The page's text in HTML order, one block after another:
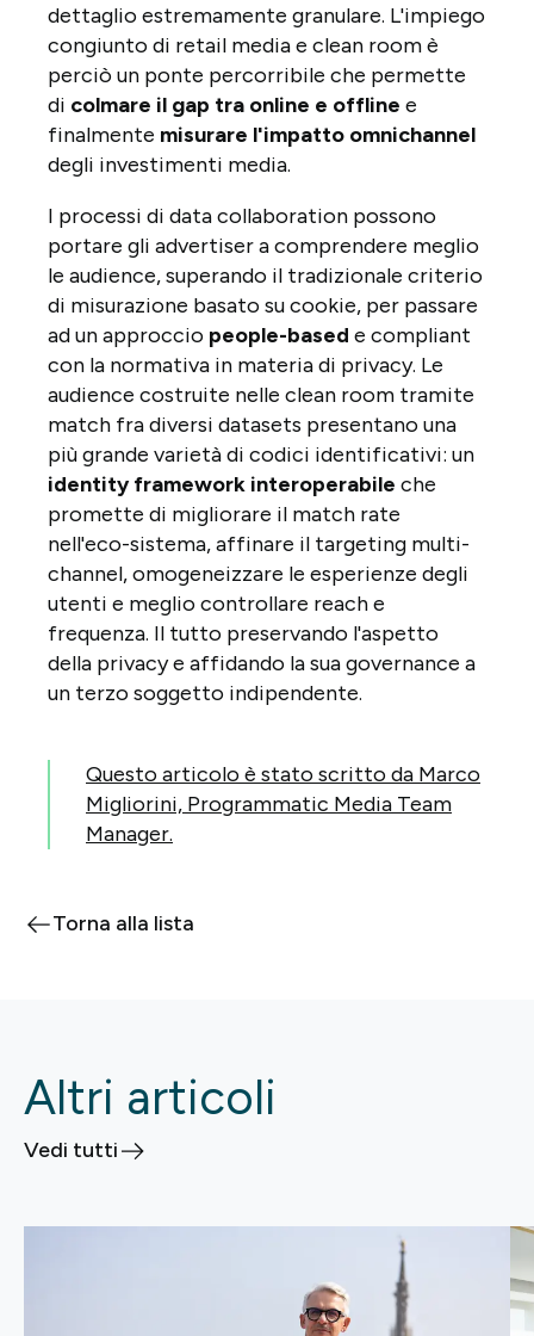
dettaglio estremamente granulare. L'impiego
congiunto di retail media e clean room è
perciò un ponte percorribile che permette
di colmare il gap tra online e offline e
finalmente misurare l'impatto omnichannel
degli investimenti media.
I processi di data collaboration possono
portare gli advertiser a comprendere meglio
le audience, superando il tradizionale criterio
di misurazione basato su cookie, per passare
ad un approccio people-based e compliant
con la normativa in materia di privacy. Le
audience costruite nelle clean room tramite
match fra diversi datasets presentano una
più grande varietà di codici identificativi: un
identity framework interoperabile che
promette di migliorare il match rate
nell'eco-sistema, affinare il targeting multi-
channel, omogeneizzare le esperienze degli
utenti e meglio controllare reach e
frequenza. Il tutto preservando l'aspetto
della privacy e affidando la sua governance a
un terzo soggetto indipendente.
Questo articolo è stato scritto da Marco
Migliorini, Programmatic Media Team
Manager.
Torna alla lista
Altri articoli
Vedi tutti